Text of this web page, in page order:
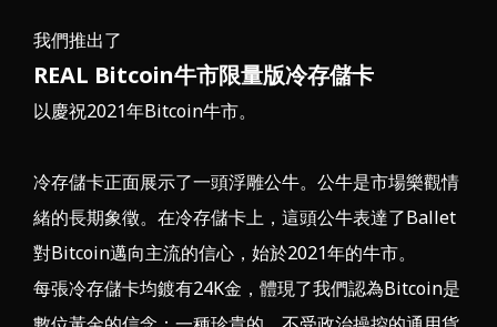
我們推出了
REAL Bitcoin牛市限量版冷存儲卡
以慶祝2021年Bitcoin牛市。
冷存儲卡正面展示了一頭浮雕公牛。公牛是市場樂觀情
緒的長期象徵。在冷存儲卡上，這頭公牛表達了Ballet
對Bitcoin邁向主流的信心，始於2021年的牛市。
每張冷存儲卡均鍍有24K金 ，體現了我們認為Bitcoin是